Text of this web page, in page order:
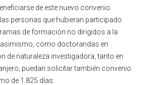
de este nuevo convenio.
personas que hubieran participado
de formación no dirigidos a la
asimismo, como doctorandas en
de naturaleza investigadora, tanto en
puedan solicitar también convenio
de 1.825 días.